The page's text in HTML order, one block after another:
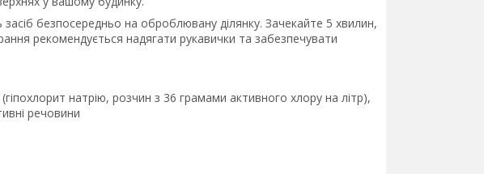
безпосередньо на оброблювану ділянку. Зачекайте 5 хвилин,
рекомендується надягати рукавички та забезпечувати
(гіпохлорит натрію, розчин з 36 грамами активного хлору на літр),
речовини